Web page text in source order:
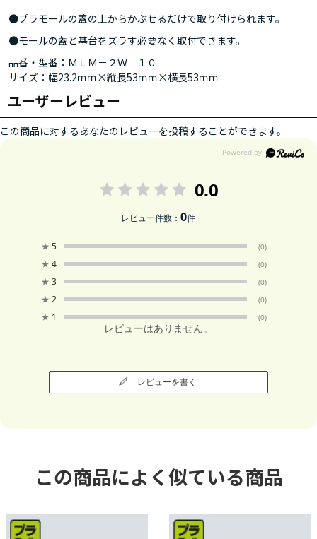
●プラモールの蓋の上からかぶせるだけで取り付けられます。
●モールの蓋と基台をズラす必要なく取付できます。
品番・型番：ＭＬＭ－２Ｗ １０
サイズ：幅23.2ｍｍ×縦長53ｍｍ×横長53ｍｍ
ユーザーレビュー
この商品に対するあなたのレビューを投稿することができます。
0.0
レビュー件数：0件
★ 5 (0)
★ 4 (0)
★ 3 (0)
★ 2 (0)
★ 1 (0)
レビューはありません。
レビューを書く
この商品によく似ている商品